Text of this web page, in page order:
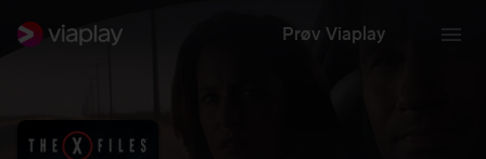
Prøv Viaplay